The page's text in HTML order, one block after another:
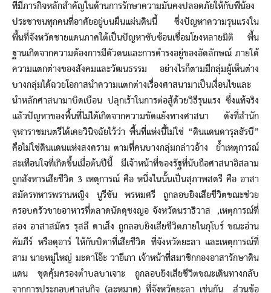
ที่มีภารกิจหลักสำคัญในด้านการรักษาความมั่นคงปลอดภัยให้กับพี่น้อง
ประชาชนทุกคนที่อาศัยอยู่บนผืนแผ่นดินนี้ ซึ่งปัญหาความรุนแรงใน
พื้นที่จังหวัดชายแดนภาคใต้เป็นปัญหาซับซ้อนเชื่อมโยงหลายมิติ พื้น
ฐานเกิดจากความต้องการมีตัวตนและการดำรงอยู่ของอัตลักษณ์ ภายใต้
ความแตกต่างของสังคมและวัฒนธรรม อย่างไรก็ตามมีกลุ่มผู้เห็นต่าง
บางกลุ่มได้ฉวยโอกาสนำความแตกต่างเรื่องศาสนามาเป็นเงื่อนไขและ
นำหลักศาสนามาบิดเบือน ปลุกเร้าในการต่อสู้ด้วยวิธีรุนแรง ซึ่งแท้จริง
แล้วปัญหาของพื้นที่ไม่ได้เกิดจากความขัดแย้งทางศาสนา ดังที่สำนัก
จุฬาราชมนตรีได้เคยวินิจฉัยไว้ว่า พื้นที่แห่งนี้ไม่ใช่ “ดินแดนดารุลฮัรบี”
คือไม่ใช่ดินแดนแห่งสงคราม ตามที่คนบางกลุ่มกล่าวอ้าง ย้ำเหตุการณ์
สะเทือนใจที่เกิดขึ้นเมื่อต้นปีนี้ มีเจ้าหน้าที่ของรัฐที่นับถือศาสนาอิสลาม
ถูกสังหารเสียชีวิต 3 เหตุการณ์ คือ หนึ่งในนั้นเป็นสุภาพสตรี คือ อาสา
สมัครทหารพรานหญิง นูรีชัน พรหมศรี ถูกลอบยิงเสียชีวิตขณะช่วย
ครอบครัวขายอาหารที่ตลาดนัดดุชงญอ จังหวัดนราธิวาส ,เหตุการณ์ที่
สอง อาสาสมัคร รุสลี ดาเส็ง ถูกลอบยิงเสียชีวิตภายในกุโบร์ ขณะอ่าน
คัมภีร์ หรือดุอาร์ ให้กับบิดาที่เสียชีวิต ที่จังหวัดยะลา และเหตุการณ์ที่
สาม นายหมู่ใหญ่ มะดาโอ๊ะ วายีเกา เจ้าหน้าที่สมาชิกกองอาสารักษาดิน
แดน ชุดคุ้มครองตำบลบาเจาะ ถูกลอบยิงเสียชีวิตขณะเดินทางกลับ